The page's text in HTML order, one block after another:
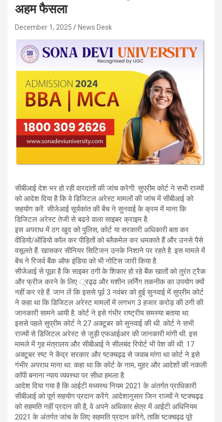
अहम फैसला
December 1, 2025 News Desk
सीबीआई देश भर हो रही वारदातों की जांच करेगी. सुप्रीम कोर्ट ने सभी राज्यों
को आदेश दिया है कि वे डिजिटल अरेस्ट मामलों की जांच में सीबीआई को
सहयोग करें. सीजेआई सूर्यकांत की बेंच ने सुनवाई के क्रम में माना कि
डिजिटल अरेस्ट तेजी से बढऩे वाला साइबर क्राइम है.
इस अपराध में ठग खुद को पुलिस, कोर्ट या सरकारी अधिकारी बता कर
वीडियो/ऑडियो कॉल कर पीड़ितों को ब्लैकमेल कर धमकाते हैं और उनसे पैसे
वसूलते हैं. खासकर सीनियर सिटिजन उनके निशाने पर रहते है. इस मामले में
बेंच ने रिजर्व बैंक ऑफ इंडिया को भी नोटिस जारी किया है.
सीजेआई से पूछा है कि साइबर ठगी के शिकार हो रहे बैंक खातों को तुरंत ट्रैक
और फ्रीज करने के लिए ्रढ्ढ और मशीन लर्निंग तकनीक का उपयोग क्यों
नहीं कर रहे हैं. जान लें कि इससे पूर्व 3 नवंबर को हुई सुनवाई में सुप्रीम कोर्ट
ने कहा था कि डिजिटल अरेस्ट मामलों में लगभग 3 हजार करोड़ की ठगी की
जानकारी सामने आयी है. कोर्ट ने इसे गंभीर राष्ट्रीय समस्या बताया था.
इससे पहले सुप्रीम कोर्ट ने 27 अक्टूबर को सुनवाई की थी. कोर्ट ने सभी
राज्यों से डिजिटल अरेस्ट से जुड़ी एफआईआर की जानकारी मांगी थी. इस
मामले में गृह मंत्रालय और सीबीआई ने सीलबंद रिपोर्ट भी पेश की थी. 17
अक्टूबर स्ष्ट ने केंद्र सरकार और ष्टक्चढ्ढ से जवाब मांगा था कोर्ट ने इसे
गंभीर अपराध माना था. कहा था कि कोर्ट के नाम, मुहर और आदेशों की नकली
कॉपी बनाना न्याय व्यवस्था पर सीधा हमला है.
आदेश दिया गया है कि आईटी मध्यस्थ नियम 2021 के अंतर्गत प्राधिकारी
सीबीआई को पूर्ण सहयोग प्रदान करेंगे. आदेशानुसार जिन राज्यों ने ष्टक्चढ्ढ
को सहमति नहीं प्रदान की है, वे अपने अधिकार क्षेत्र में आईटी अधिनियम
2021 के अंतर्गत जांच के लिए सहमति प्रदान करेंगे, ताकि ष्टक्चढ्ढ पूरे